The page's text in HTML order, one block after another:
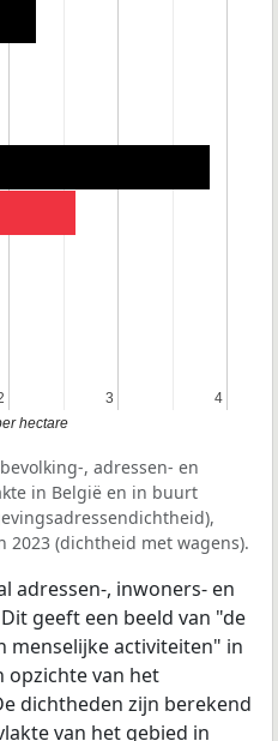
3
3 4
4
hectare
, adressen- en
in België en in buurt
2023 (dichtheid met wagens).
adressen-, inwoners- en
geeft een beeld van "de
menselijke activiteiten" in
opzichte van het
dichtheden zijn berekend
van het gebied in